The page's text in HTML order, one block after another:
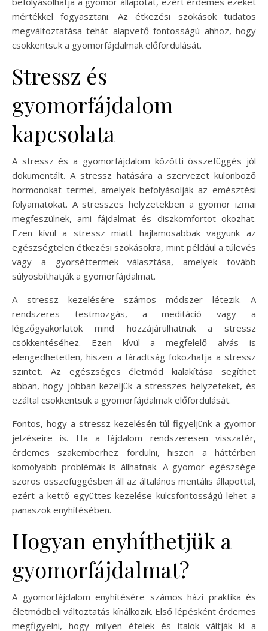
mértékkel fogyasztani. Az étkezési szokások tudatos
megváltoztatása tehát alapvető fontosságú ahhoz, hogy
csökkentsük a gyomorfájdalmak előfordulását.
Stressz és
gyomorfájdalom
kapcsolata
A stressz és a gyomorfájdalom közötti összefüggés jól
dokumentált. A stressz hatására a szervezet különböző
hormonokat termel, amelyek befolyásolják az emésztési
folyamatokat. A stresszes helyzetekben a gyomor izmai
megfeszülnek, ami fájdalmat és diszkomfortot okozhat.
Ezen kívül a stressz miatt hajlamosabbak vagyunk az
egészségtelen étkezési szokásokra, mint például a túlevés
vagy a gyorséttermek választása, amelyek tovább
súlyosbíthatják a gyomorfájdalmat.
A stressz kezelésére számos módszer létezik. A
rendszeres testmozgás, a meditáció vagy a
légzőgyakorlatok mind hozzájárulhatnak a stressz
csökkentéséhez. Ezen kívül a megfelelő alvás is
elengedhetetlen, hiszen a fáradtság fokozhatja a stressz
szintet. Az egészséges életmód kialakítása segíthet
abban, hogy jobban kezeljük a stresszes helyzeteket, és
ezáltal csökkentsük a gyomorfájdalmak előfordulását.
Fontos, hogy a stressz kezelésén túl figyeljünk a gyomor
jelzéseire is. Ha a fájdalom rendszeresen visszatér,
érdemes szakemberhez fordulni, hiszen a háttérben
komolyabb problémák is állhatnak. A gyomor egészsége
szoros összefüggésben áll az általános mentális állapottal,
ezért a kettő együttes kezelése kulcsfontosságú lehet a
panaszok enyhítésében.
Hogyan enyhíthetjük a
gyomorfájdalmat?
A gyomorfájdalom enyhítésére számos házi praktika és
életmódbeli változtatás kínálkozik. Első lépésként érdemes
megfigyelni, hogy milyen ételek és italok váltják ki a